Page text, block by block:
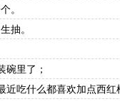
。
抽。
里了；
什么都喜欢加点西红